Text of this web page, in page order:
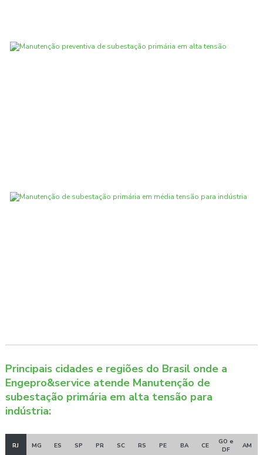
Principais cidades e regiões do Brasil onde a
Engepro&service atende Manutenção de
subestação primária em alta tensão para
indústria:
RJ MG ES SP PR SC RS PE BA CE
GO e
DF
AM